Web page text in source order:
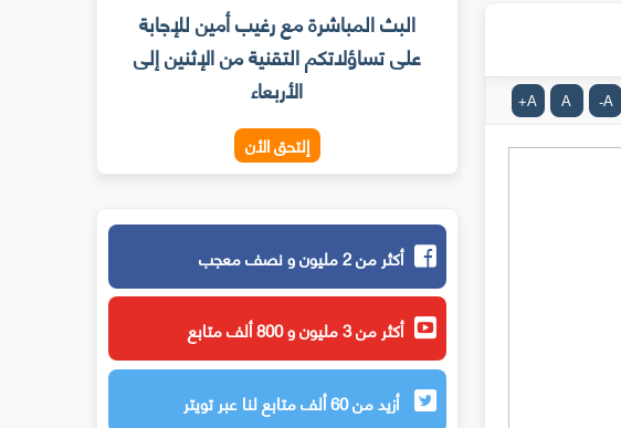
A
-
A
A
+
البث المباشرة مع رغيب أمين للإجابة
على تساؤلاتكم التقنية من الإثنين إلى
الأربعاء
إلتحق الأن
أكثر من 2 مليون و نصف معجب
أكثر من 3 مليون و 800 ألف متابع
أزيد من 60 ألف متابع لنا عبر تويتر